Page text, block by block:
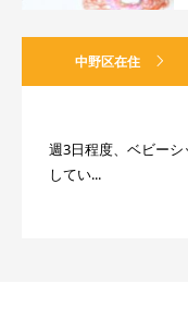
中野区在住
週3日程度、ベビー
してい...